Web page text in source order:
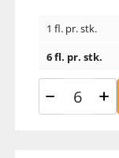
1 fl. pr. stk.
6 fl. pr. stk.